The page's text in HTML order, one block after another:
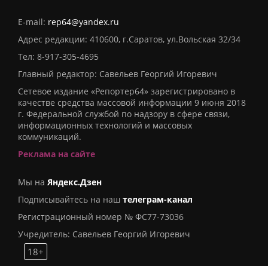
E-mail: rep64@yandex.ru
Адрес редакции: 410600, г.Саратов, ул.Вольская 32/34
Тел: 8-917-305-4695
Главный редактор: Савельев Георгий Игоревич
Сетевое издание «Репортер64» зарегистрировано в
качестве средства массовой информации 9 июня 2018
г. Федеральной службой по надзору в сфере связи,
информационных технологий и массовых
коммуникаций.
Реклама на сайте
Мы на Яндекс.Дзен
Подписывайтесь на наш телеграм-канал
Регистрационный номер № ФС77-73036
Учредитель: Савельев Георгий Игоревич
18+